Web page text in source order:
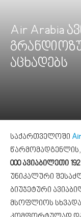
Air Arabia
აცხადებს
საქართველოში
წარმომადგენლის,
000 ავიაბილეთი
უნიკალური
ბიუჯეტური
მსოფლიოს